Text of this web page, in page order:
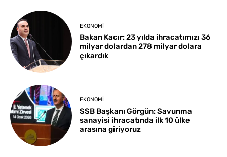
EKONOMI
Bakan Kacır: 23 yılda ihracatımızı 36
milyar dolardan 278 milyar dolara
çıkardık
EKONOMI
SSB Başkanı Görgün: Savunma
sanayisi ihracatında ilk 10 ülke
arasına giriyoruz